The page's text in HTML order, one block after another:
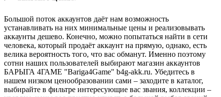
Большой поток аккаунтов даёт нам возможность
устанавливать на них минимальные цены и реализовывать
аккаунты дешево. Конечно, можно попытаться найти в сети
человека, который продаёт аккаунт на прямую, однако, есть
велика вероятность того, что вас обманут. Именно поэтому
сотни наших пользователей выбирают магазин аккаунтов
БАРЫГА 4ГАМЕ "Bariga4Game" b4g-akk.ru. Убедитесь в
нашем низком ценообразовании сами – заходите в каталог,
выбирайте в фильтре интересующие вас звания, коллекции –